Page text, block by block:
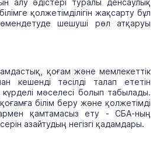
алу әдістері туралы денсаулық
қолжетімділігін жақсарту бұл
шешуші рөл атқаруы
қоғам және мемлекеттік
кешенді тәсілді талап ететін
мәселесі болып табылады.
білім беру және қолжетімді
қамтамасыз ету - СБА-ның
азайтудың негізгі қадамдары.